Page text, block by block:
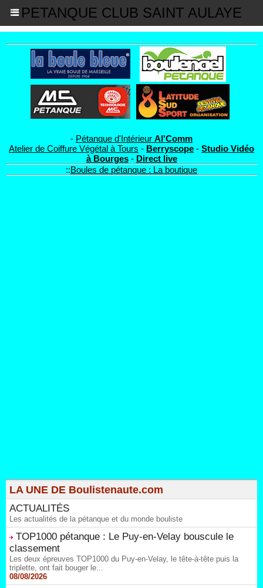
PETANQUE CLUB SAINT AULAYE
- Pétanque d'Intérieur Al'Comm
Atelier de Coiffure Végétal à Tours - Berryscope - Studio Vidéo
à Bourges- Direct live
::Boules de pétanque : La boutique
LA UNE DE Boulistenaute.com
ACTUALITÉS
Les actualités de la pétanque et du monde bouliste
TOP1000 pétanque : Le Puy-en-Velay bouscule le
classement
Les deux épreuves TOP1000 du Puy-en-Velay, le tête-à-tête puis la
triplette, ont fait bouger le...
08/08/2026